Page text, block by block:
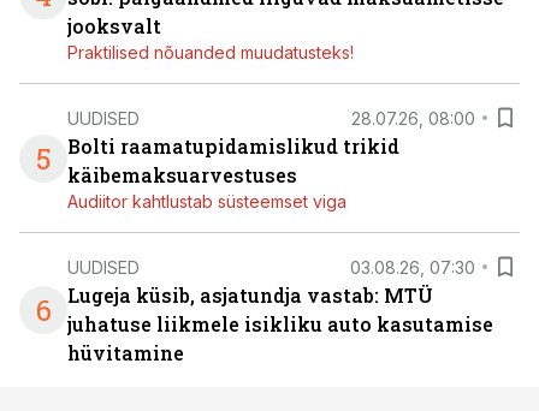
jooksvalt
Praktilised nõuanded muudatusteks!
5
UUDISED 28.07.26, 08:00
Bolti raamatupidamislikud trikid
käibemaksuarvestuses
Audiitor kahtlustab süsteemset viga
6
UUDISED 03.08.26, 07:30
Lugeja küsib, asjatundja vastab: MTÜ
juhatuse liikmele isikliku auto kasutamise
hüvitamine